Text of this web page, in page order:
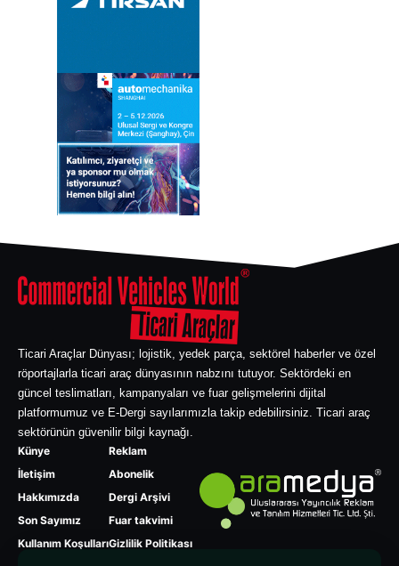
Ticari Araçlar Dünyası; lojistik, yedek parça, sektörel haberler ve özel
röportajlarla ticari araç dünyasının nabzını tutuyor. Sektördeki en
güncel teslimatları, kampanyaları ve fuar gelişmelerini dijital
platformumuz ve E-Dergi sayılarımızla takip edebilirsiniz. Ticari araç
sektörünün güvenilir bilgi kaynağı.
Künye
İletişim
Hakkımızda
Son Sayımız
Kullanım Koşulları
Reklam
Abonelik
Dergi Arşivi
Fuar takvimi
Gizlilik Politikası